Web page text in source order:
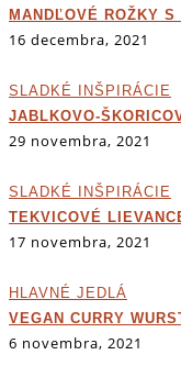
MANDĽOVÉ ROŽKY
16 decembra, 2021
SLADKÉ INŠPIRÁCIE
JABLKOVO-
29 novembra, 2021
SLADKÉ INŠPIRÁCIE
TEKVICOVÉ
17 novembra, 2021
HLAVNÉ JEDLÁ
VEGAN CURRY
6 novembra, 2021